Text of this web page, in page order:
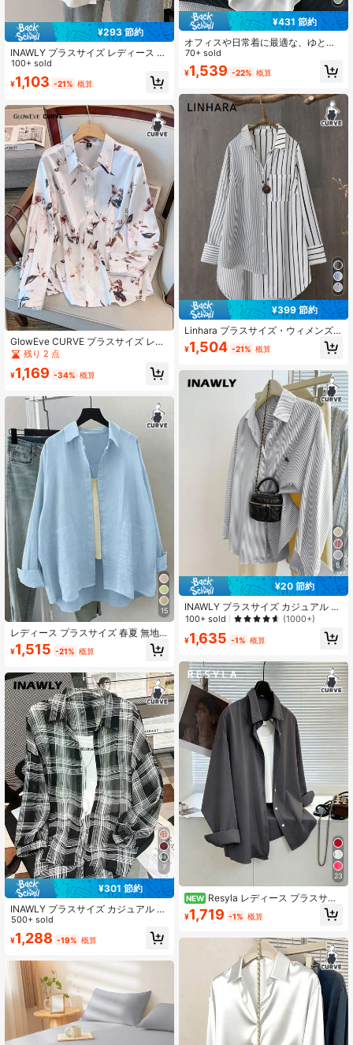
¥293 節約
INAWLY プラスサイズ レディース カ
ジュアル 日常着 シンプル 無地 ロー
ルアップ袖 ドロップショルダー ゆっ
たり ホワイトブラウス
100+ sold
¥1,103 -21% 概算
GlowEve CURVE プラスサイズ レデ
ィース フローラル柄 長袖 シングル
残り 2 点
¥1,169 -34% 概算
15
レディース プラスサイズ 春夏 無地
長袖 カジュアル ルーズシャツ、ボタ
ン前開き 織物生地ブラウス、ドロッ
き、レギュラーフィット ファッショ
ントップス
¥1,515 -21% 概算
7
¥301 節約
INAWLY プラスサイズ カジュアル チ
ェック ドロップショルダー フロント
ボタンシャツ
500+ sold
¥1,288 -19% 概算
¥431 節約
オフィスや日常着に最適な、ゆとり
のある前ボタン付き長袖シャツ、春
秋用ホワイト
70+ sold
¥1,539 -22% 概算
¥399 節約
Linhara プラスサイズ・ウィメンズ
ストライプ柄 長袖 カジュアル ルー
ズ ボタンフロントシャツ
¥1,504 -21% 概算
8
¥20 節約
INAWLY プラスサイズ カジュアル 通
勤 ストライプ 長袖シャツ
100+ sold (1000+)
¥1,635 -1% 概算
23
NEW Resyla レディース プラスサイ
ズ 無地 シングルブレスト カジュア
ル 万能 デイリーウェア シャツ 秋
¥1,719 -1% 概算